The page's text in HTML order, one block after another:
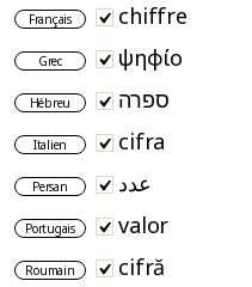
Français chiffre
Grec ψηφίο
Hébreu ספרה
Italien cifra
Persan عدد
Portugais valor
Roumain cifră